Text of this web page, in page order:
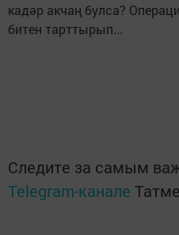
кадәр акчаң булса?
битен тарттырып...
Следите за самым
Telegram-канале